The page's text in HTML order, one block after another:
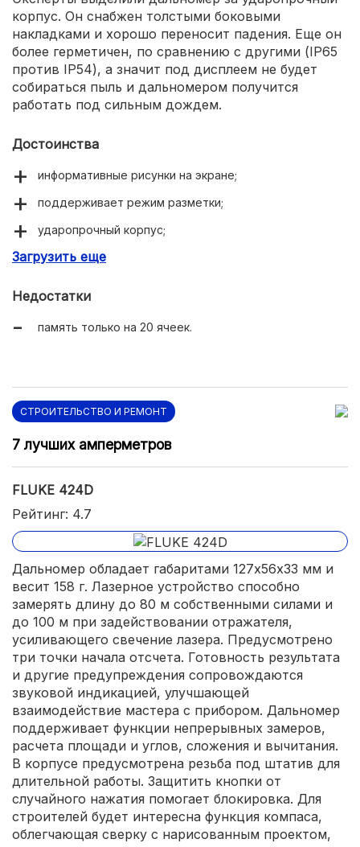
корпус. Он снабжен толстыми боковыми
накладками и хорошо переносит падения. Еще он
более герметичен, по сравнению с другими (IP65
против IP54), а значит под дисплеем не будет
собираться пыль и дальномером получится
работать под сильным дождем.
Достоинства
информативные рисунки на экране;
поддерживает режим разметки;
ударопрочный корпус;
4 точки начала отсчета;
Загрузить еще
Недостатки
память только на 20 ячеек.
СТРОИТЕЛЬСТВО И РЕМОНТ
7 лучших амперметров
FLUKE 424D
Рейтинг: 4.7
Дальномер обладает габаритами 127х56х33 мм и
весит 158 г. Лазерное устройство способно
замерять длину до 80 м собственными силами и
до 100 м при задействовании отражателя,
усиливающего свечение лазера. Предусмотрено
три точки начала отсчета. Готовность результата
и другие предупреждения сопровождаются
звуковой индикацией, улучшающей
взаимодействие мастера с прибором. Дальномер
поддерживает функции непрерывных замеров,
расчета площади и углов, сложения и вычитания.
В корпусе предусмотрена резьба под штатив для
длительной работы. Защитить кнопки от
случайного нажатия помогает блокировка. Для
строителей будет интересна функция компаса,
облегчающая сверку с нарисованным проектом,